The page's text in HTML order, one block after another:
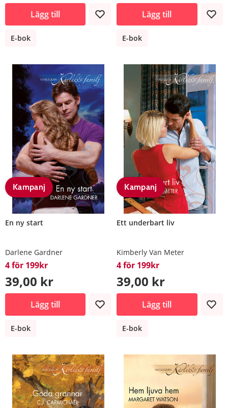
Lägg till
E-bok
Lägg till
E-bok
Kampanj
En ny start
Darlene Gardner
4 för 199kr
39,00 kr
Lägg till
E-bok
Kampanj
Ett underbart liv
Kimberly Van Meter
4 för 199kr
39,00 kr
Lägg till
E-bok